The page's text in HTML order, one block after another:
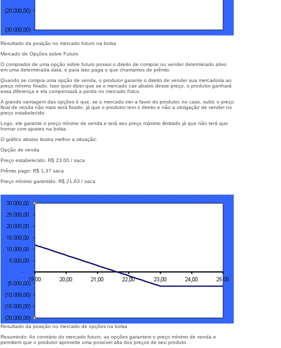
Resultado da posição no mercado futuro na bolsa
Mercado de Opções sobre Futuro
O comprador de uma opção sobre futuro possui o direito de comprar ou vender determinado ativo
em uma determinada data, e para isso paga o que chamamos de prêmio.
Quando se compra uma opção de venda, o produtor garante o direito de vender sua mercadoria ao
preço mínimo fixado. Isso quer dizer que se o mercado cair abaixo desse preço, o produtor ganhará
essa diferença e ela compensará a perda no mercado físico.
A grande vantagem das opções é que, se o mercado vier a favor do produtor, no caso, subir, o preço
final de venda não mais será fixado, já que o produtor tem o direito e não a obrigação de vender no
preço estabelecido.
Logo, ele garante o preço mínimo de venda e terá seu preço máximo ilimitado já que não terá que
honrar com ajustes na bolsa.
O gráfico abaixo ilustra melhor a situação:
Opção de venda
Preço estabelecido: R$ 23,00 / saca
Prêmio pago: R$ 1,37 saca
Preço mínimo garantido: R$ 21,63 / saca
Resultado da posição no mercado de opções na bolsa
Resumindo: Ao contrário do mercado futuro, as opções garantem o preço mínimo de venda e
permitem que o produtor aproveite uma possível alta dos preços de seu produto.